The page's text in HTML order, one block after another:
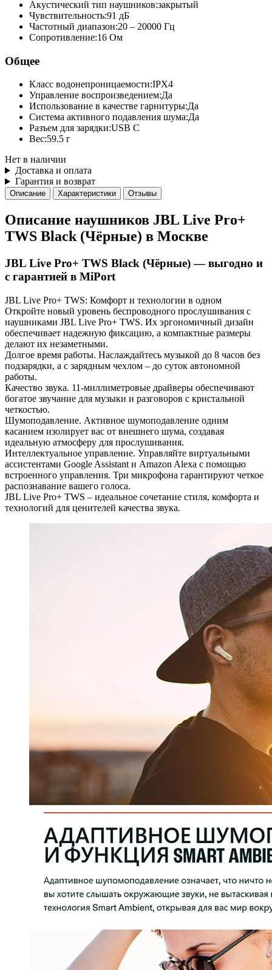
Акустический тип наушников:закрытый
Чувствительность:91 дБ
Частотный диапазон:20 – 20000 Гц
Сопротивление:16 Ом
Общее
Класс водонепроницаемости:IPX4
Управление воспроизведением:Да
Использование в качестве гарнитуры:Да
Система активного подавления шума:Да
Разъем для зарядки:USB C
Вес:59.5 г
Нет в наличии
Доставка и оплата
Гарантия и возврат
Описание Характеристики Отзывы
Описание наушников JBL Live Pro+
TWS Black (Чёрные) в Москве
JBL Live Pro+ TWS Black (Чёрные) — выгодно и
с гарантией в MiPort
JBL Live Pro+ TWS: Комфорт и технологии в одном
Откройте новый уровень беспроводного прослушивания с
наушниками JBL Live Pro+ TWS. Их эргономичный дизайн
обеспечивает надежную фиксацию, а компактные размеры
делают их незаметными.
Долгое время работы. Наслаждайтесь музыкой до 8 часов без
подзарядки, а с зарядным чехлом – до суток автономной
работы.
Качество звука. 11-миллиметровые драйверы обеспечивают
богатое звучание для музыки и разговоров с кристальной
четкостью.
Шумоподавление. Активное шумоподавление одним
касанием изолирует вас от внешнего шума, создавая
идеальную атмосферу для прослушивания.
Интеллектуальное управление. Управляйте виртуальными
ассистентами Google Assistant и Amazon Alexa с помощью
встроенного управления. Три микрофона гарантируют четкое
распознавание вашего голоса.
JBL Live Pro+ TWS – идеальное сочетание стиля, комфорта и
технологий для ценителей качества звука.